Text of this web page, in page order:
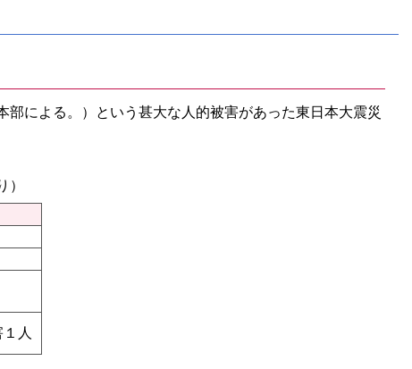
による。）という甚大な人的被害があった東日本大震災
）
人